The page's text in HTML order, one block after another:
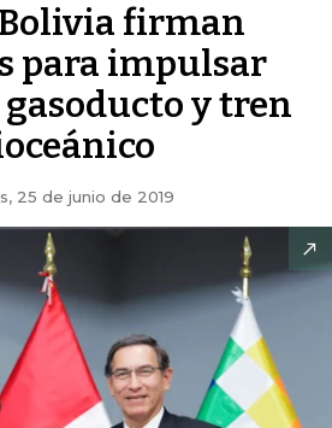
firman
para impulsar
y tren
25 de junio de 2019